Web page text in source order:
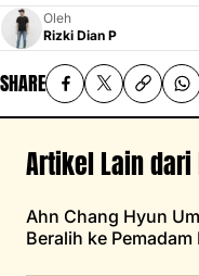
Oleh
Rizki Dian P
SHARE
Artikel Lain dari
Ahn Chang Hyun
Beralih ke Pemadam